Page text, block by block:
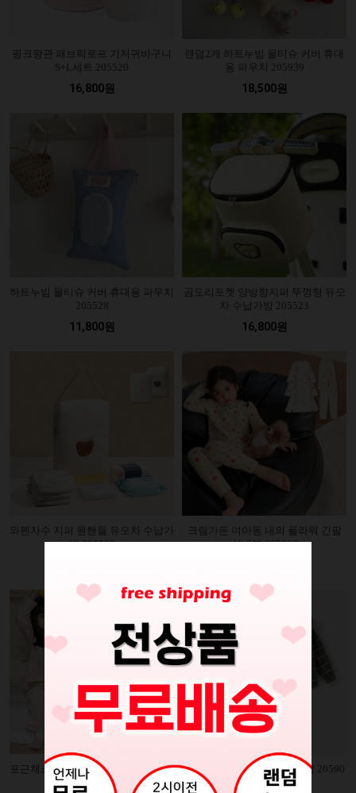
핑크왕관 패브릭로프 기저귀바구니
S+L세트 205520
16,800원
랜덤2개 하트누빔 물티슈 커버 휴대
용 파우치 205939
18,500원
하트누빔 물티슈 커버 휴대용 파우치
205528
11,800원
곰도리포켓 양방향지퍼 뚜껑형 유모
차 수납가방 205523
16,800원
와펜자수 지퍼 원핸들 유모차 수납가
방 205522
크림가든 여아동 내의 플라워 긴팔
실내복 205906
포근체크 아동 홈웨어 수면잠옷 파자
마 205903
블루후드 아동 긴팔 체크남방 20590
7